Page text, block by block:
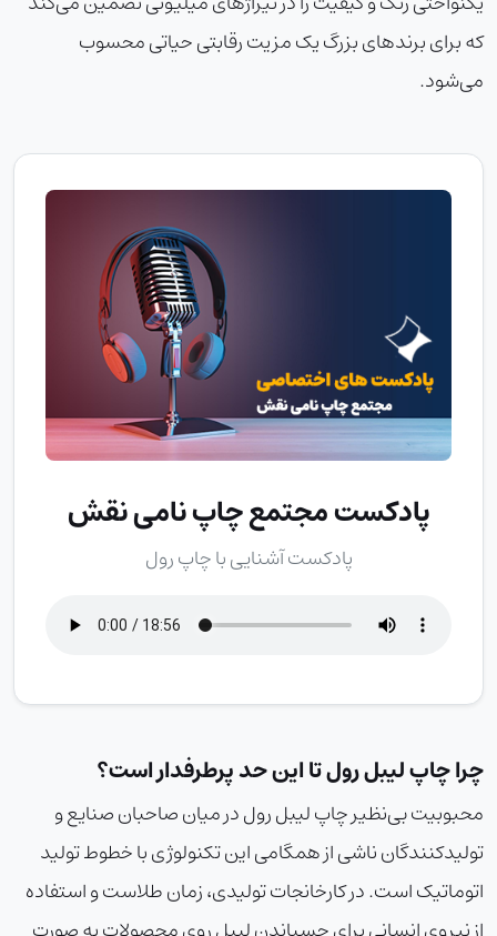
که برای برندهای بزرگ یک مزیت رقابتی حیاتی محسوب
می‌شود.
پادکست مجتمع چاپ نامی نقش
پادکست آشنایی با چاپ رول
چرا چاپ لیبل رول تا این حد پرطرفدار است؟
محبوبیت بی‌نظیر چاپ لیبل رول در میان صاحبان صنایع و
تولیدکنندگان ناشی از همگامی این تکنولوژی با خطوط تولید
اتوماتیک است. در کارخانجات تولیدی، زمان طلاست و استفاده